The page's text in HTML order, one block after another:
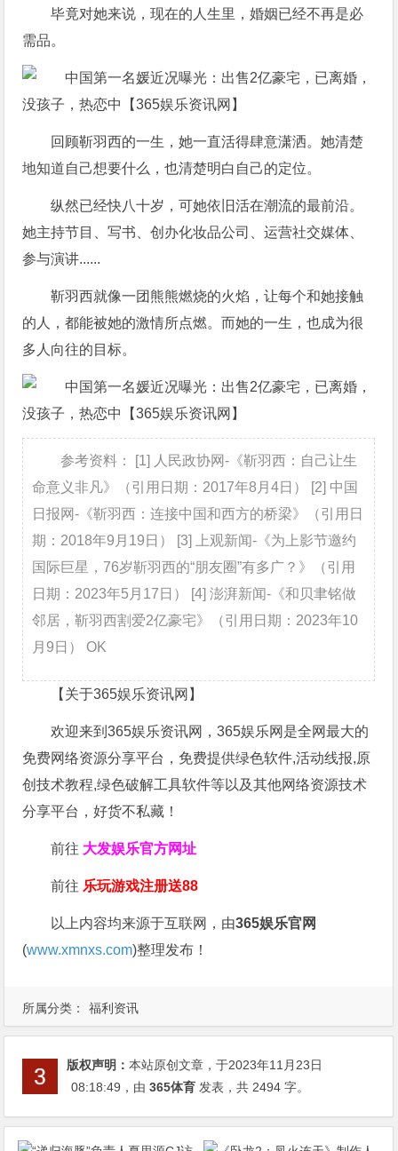
所属分类： 福利资讯
毕竟对她来说，现在的人生里，婚姻已经不再是必
需品。
回顾靳羽西的一生，她一直活得肆意潇洒。她清楚
地知道自己想要什么，也清楚明白自己的定位。
纵然已经快八十岁，可她依旧活在潮流的最前沿。
她主持节目、写书、创办化妆品公司、运营社交媒体、
参与演讲......
靳羽西就像一团熊熊燃烧的火焰，让每个和她接触
的人，都能被她的激情所点燃。而她的一生，也成为很
多人向往的目标。
参考资料： [1] 人民政协网-《靳羽西：自己让生
命意义非凡》（引用日期：2017年8月4日） [2] 中国
日报网-《靳羽西：连接中国和西方的桥梁》（引用日
期：2018年9月19日） [3] 上观新闻-《为上影节邀约
国际巨星，76岁靳羽西的“朋友圈”有多广？》（引用
日期：2023年5月17日） [4] 澎湃新闻-《和贝聿铭做
邻居，靳羽西割爱2亿豪宅》（引用日期：2023年10
月9日） OK
【关于365娱乐资讯网】
欢迎来到365娱乐资讯网，365娱乐网是全网最大的
免费网络资源分享平台，免费提供绿色软件,活动线报,原
创技术教程,绿色破解工具软件等以及其他网络资源技术
分享平台，好货不私藏！
前往 大发娱乐官方网址
前往 乐玩游戏注册送88
以上内容均来源于互联网，由365娱乐官网
(www.xmnxs.com)整理发布！
版权声明：本站原创文章，于2023年11月23日
08:18:49 ，由365体育 发表，共 2494 字。